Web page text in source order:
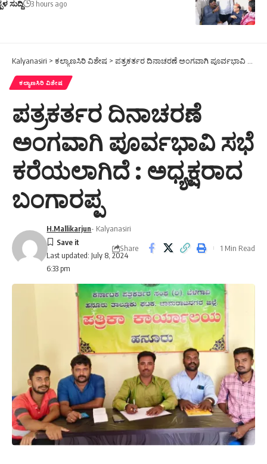
ಸುದ್ದಿ 3 hours ago
Kalyanasiri > ಕಲ್ಯಾಣಸಿರಿ ವಿಶೇಷ > ಪತ್ರಕರ್ತರ ದಿನಾಚರಣೆ ಅಂಗವಾಗಿ ಪೂರ್ವಭಾವಿ ಸಭೆ ಕರೆಯಲಾಗಿದೆ : ಅಧ್ಯಕ್ಷರಾದ ಬಂಗಾರಪ್ಪ
ಕಲ್ಯಾಣಸಿರಿ ವಿಶೇಷ
ಪತ್ರಕರ್ತರ ದಿನಾಚರಣೆ
ಅಂಗವಾಗಿ ಪೂರ್ವಭಾವಿ ಸಭೆ
ಕರೆಯಲಾಗಿದೆ : ಅಧ್ಯಕ್ಷರಾದ
ಬಂಗಾರಪ್ಪ
Last updated: July 8, 2024
6:33 pm
H.Mallikarjun- Kalyanasiri
Share 1 Min Read